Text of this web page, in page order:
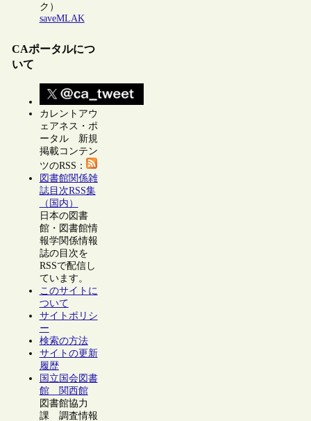
ク）
saveMLAK
CAポータルにつ
いて
カレントアウ
ェアネス・ポ
ータル 新規
掲載コンテン
ツのRSS：
図書館関係雑
誌目次RSS集
（国内）
日本の図書
館・図書館情
報学関係情報
誌の目次を
RSSで配信し
ています。
このサイトに
ついて
サイトポリシ
ー
検索の方法
サイトの更新
履歴
国立国会図書
館 関西館
図書館協力
課 調査情報